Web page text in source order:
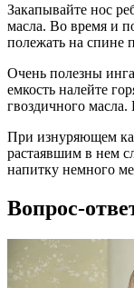
Закапывайте нос
масла. Во время и
полежать на спине
Очень полезны
емкость налейте
гвоздичного
При изнуряющем
растаявшим в нем
напитку немного
Вопрос-